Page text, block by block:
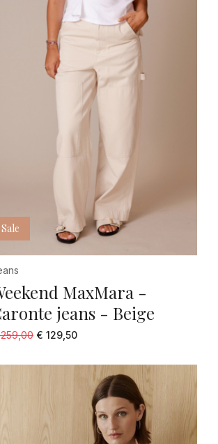
Sale
MaxMara -
jeans - Beige
€ 129,50